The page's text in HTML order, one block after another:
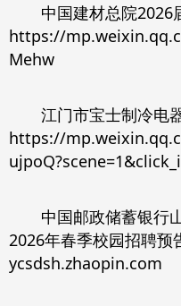
中国建材总院2026
https://
Mehw
江门市宝士制冷电
https://
中国邮政储蓄银行
2026年春季校园招聘预
ycsdsh.zhaopin.com